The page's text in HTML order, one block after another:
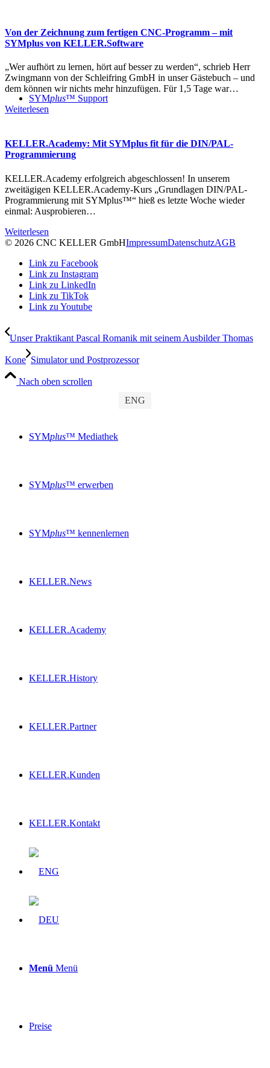
SYMplus™ Support
SYMplus™ Mediathek
SYMplus™ erwerben
SYMplus™ kennenlernen
KELLER.News
KELLER.Academy
KELLER.History
KELLER.Partner
KELLER.Kunden
KELLER.Kontakt
Menü Menü
Preise
Von der Zeichnung zum fertigen CNC-Programm – mit
SYMplus von KELLER.Software
„Wer aufhört zu lernen, hört auf besser zu werden“, schrieb Herr
Zwingmann von der Schleifring GmbH in unser Gästebuch – und
dem können wir nichts mehr hinzufügen. Für 1,5 Tage war…
Weiterlesen
KELLER.Academy: Mit SYMplus fit für die DIN/PAL-
Programmierung
KELLER.Academy erfolgreich abgeschlossen! In unserem
zweitägigen KELLER.Academy-Kurs „Grundlagen DIN/PAL-
Programmierung mit SYMplus™“ hieß es letzte Woche wieder
einmal: Ausprobieren…
Weiterlesen
© 2026 CNC KELLER GmbHImpressumDatenschutzAGB
Link zu Facebook
Link zu Instagram
Link zu LinkedIn
Link zu TikTok
Link zu Youtube
Unser Praktikant Pascal Romanik mit seinem Ausbilder Thomas
Kone Simulator und Postprozessor
Nach oben scrollen
ENG